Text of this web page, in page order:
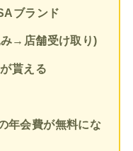
ブランド
み→店舗受け取り)
貰える
年会費が無料にな